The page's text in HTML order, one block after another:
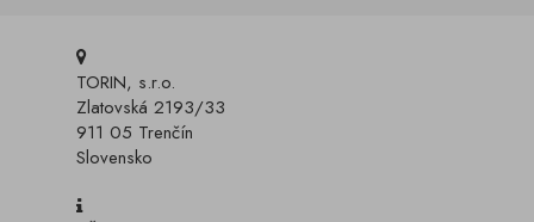
TORIN, s.r.o.
Zlatovská 2193/33
911 05 Trenčín
Slovensko